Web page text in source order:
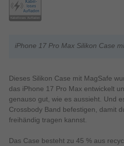
iPhone 17 Pro Max Silikon Case
Dieses Silikon Case mit MagSafe
das iPhone 17 Pro Max entwickelt
genauso gut, wie es aussieht. Und
Crossbody Band befestigen, damit
freihändig tragen kannst.
Das Case besteht zu 45 % aus